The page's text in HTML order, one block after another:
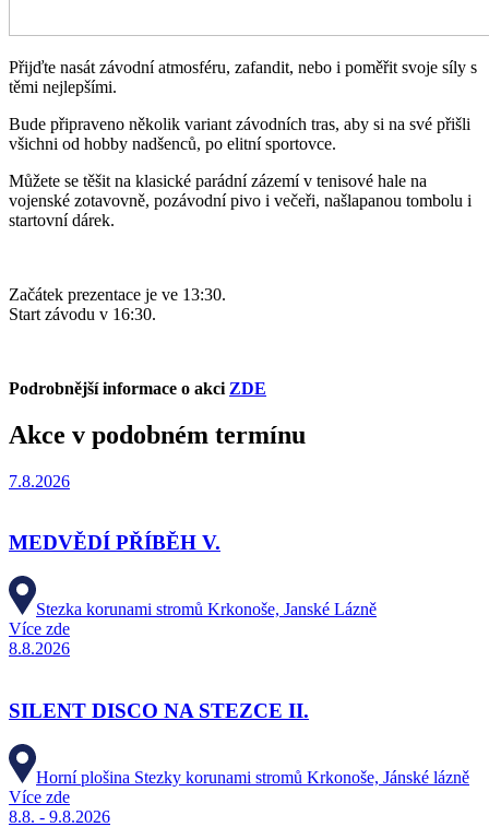
Přijďte nasát závodní atmosféru, zafandit, nebo i poměřit svoje síly s
těmi nejlepšími.
Bude připraveno několik variant závodních tras, aby si na své přišli
všichni od hobby nadšenců, po elitní sportovce.
Můžete se těšit na klasické parádní zázemí v tenisové hale na
vojenské zotavovně, pozávodní pivo i večeři, našlapanou tombolu i
startovní dárek.
Začátek prezentace je ve 13:30.
Start závodu v 16:30.
Podrobnější informace o akci ZDE
Akce v podobném termínu
7.8.2026
MEDVĚDÍ PŘÍBĚH V.
Stezka korunami stromů Krkonoše, Janské Lázně
Více zde
8.8.2026
SILENT DISCO NA STEZCE II.
Horní plošina Stezky korunami stromů Krkonoše, Jánské lázně
Více zde
8.8. - 9.8.2026